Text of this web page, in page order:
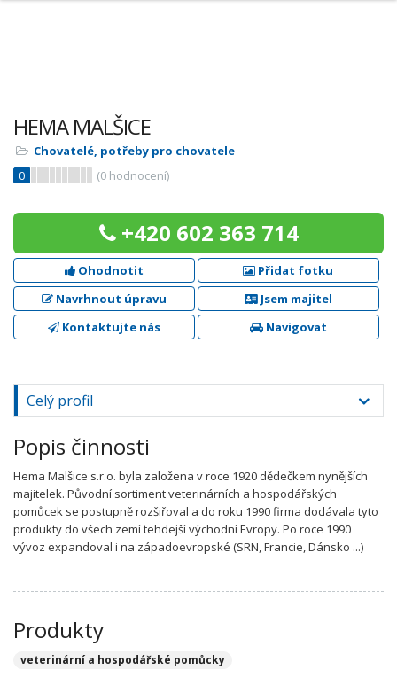
HEMA MALŠICE
Chovatelé, potřeby pro chovatele
0
(0 hodnocení)
+420 602 363 714
Ohodnotit
Přidat fotku
Navrhnout úpravu
Jsem majitel
Kontaktujte nás
Navigovat
Celý profil
Popis činnosti
Hema Malšice s.r.o. byla založena v roce 1920 dědečkem nynějších
majitelek. Původní sortiment veterinárních a hospodářských
pomůcek se postupně rozšiřoval a do roku 1990 firma dodávala tyto
produkty do všech zemí tehdejší východní Evropy. Po roce 1990
vývoz expandoval i na západoevropské (SRN, Francie, Dánsko ...)
Produkty
veterinární a hospodářské pomůcky